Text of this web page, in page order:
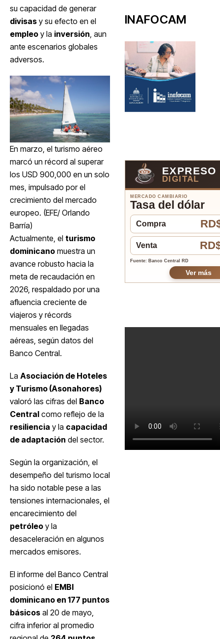
su capacidad de generar
divisas y su efecto en el
empleo y la inversión, aun
ante escenarios globales
adversos.
En marzo, el turismo aéreo
marcó un récord al superar
los USD 900,000 en un solo
mes, impulsado por el
crecimiento del mercado
europeo. (EFE/ Orlando
Barría)
Actualmente, el turismo
dominicano muestra un
avance robusto hacia la
meta de recaudación en
2026, respaldado por una
afluencia creciente de
viajeros y récords
mensuales en llegadas
aéreas, según datos del
Banco Central.
La Asociación de Hoteles
y Turismo (Asonahores)
valoró las cifras del Banco
Central como reflejo de la
resiliencia y la capacidad
de adaptación del sector.
Según la organización, el
desempeño del turismo local
ha sido notable pese a las
tensiones internacionales, el
encarecimiento del
petróleo y la
desaceleración en algunos
mercados emisores.
El informe del Banco Central
posicionó el EMBI
dominicano en 177 puntos
básicos al 20 de mayo,
cifra inferior al promedio
INAFOCAM
EXPRESO
DIGITAL
MERCADO CAMBIARIO
Tasa del dólar
Compra
Venta
Fuente: Banco Central RD
Ver más